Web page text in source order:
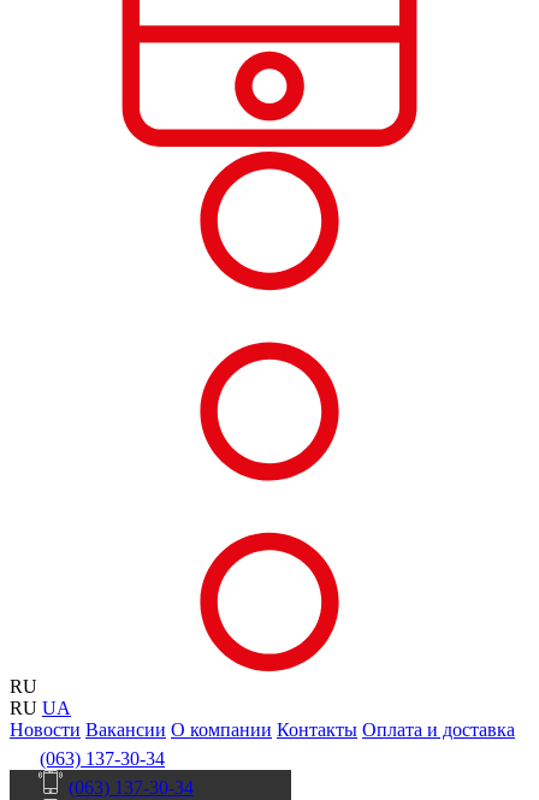
RU
RU UA
Новости Вакансии О компании Контакты Оплата и доставка
(063) 137-30-34
(063) 137-30-34